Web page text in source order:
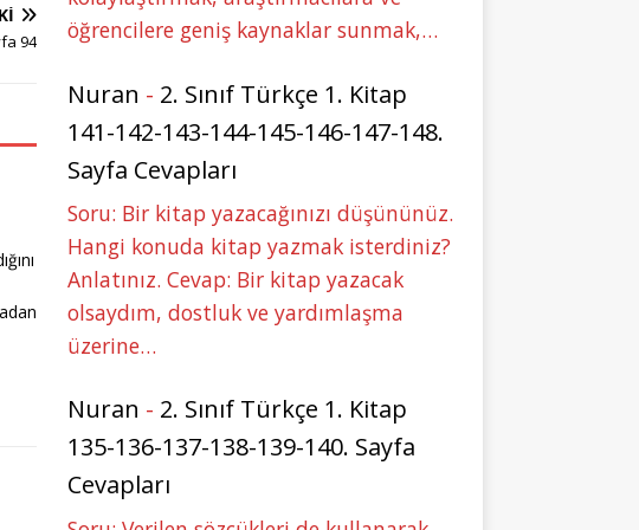
94
öğrencilere geniş kaynaklar sunmak,…
Nuran - 2. Sınıf Türkçe 1. Kitap
141-142-143-144-145-146-147-148.
Sayfa Cevapları
Soru: Bir kitap yazacağınızı düşününüz.
Hangi konuda kitap yazmak isterdiniz?
Anlatınız. Cevap: Bir kitap yazacak
olsaydım, dostluk ve yardımlaşma
üzerine…
Nuran - 2. Sınıf Türkçe 1. Kitap
135-136-137-138-139-140. Sayfa
Cevapları